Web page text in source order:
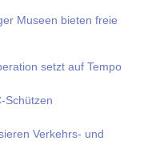
Museen bieten freie
setzt auf Tempo
Schüt­zen
Verkehrs- und